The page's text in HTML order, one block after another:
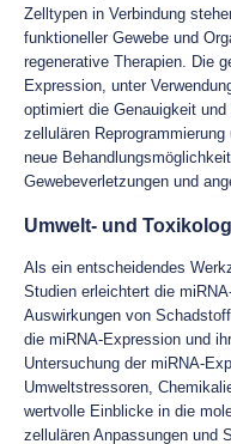
Zelltypen in Verbindung
funktioneller Gewebe und
regenerative Therapien. Die
Expression, unter
optimiert die Genauigkeit
zellulären
neue
Gewebeverletzungen und
Umwelt- und
Als ein entscheidendes
Studien erleichtert die
Auswirkungen von
die miRNA-Expression und
Untersuchung der miRNA-
Umweltstressoren,
wertvolle Einblicke in die
zellulären Anpassungen und